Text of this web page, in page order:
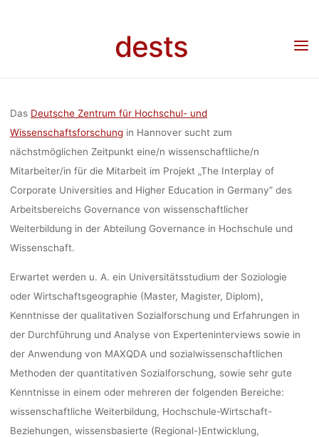
dests
GERMANY”
ZENTRUM
Stellenangebot: Wissenschaftliche/r Mitarbeiter/in im
Projekt „The Interplay of Corporate Universities and Higher Education in Germany” in
der Abteilung Governance in Hochschule und Wissenschaft (Deutsches Zentrum für
Das Deutsche Zentrum für Hochschul- und
Wissenschaftsforschungin Hannover sucht zum
nächstmöglichen Zeitpunkt eine/n wissenschaftliche/n
Mitarbeiter/in für die Mitarbeit im Projekt „The Interplay of
Corporate Universities and Higher Education in Germany” des
Arbeitsbereichs Governance von wissenschaftlicher
Weiterbildung in der Abteilung Governance in Hochschule und
Wissenschaft.
Erwartet werden u. A. ein Universitätsstudium der Soziologie
oder Wirtschaftsgeographie (Master, Magister, Diplom),
Kenntnisse der qualitativen Sozialforschung und Erfahrungen in
der Durchführung und Analyse von Experteninterviews sowie in
der Anwendung von MAXQDA und sozialwissenschaftlichen
Methoden der quantitativen Sozialforschung, sowie sehr gute
Kenntnisse in einem oder mehreren der folgenden Bereiche:
wissenschaftliche Weiterbildung, Hochschule-Wirtschaft-
Beziehungen, wissensbasierte (Regional-)Entwicklung,